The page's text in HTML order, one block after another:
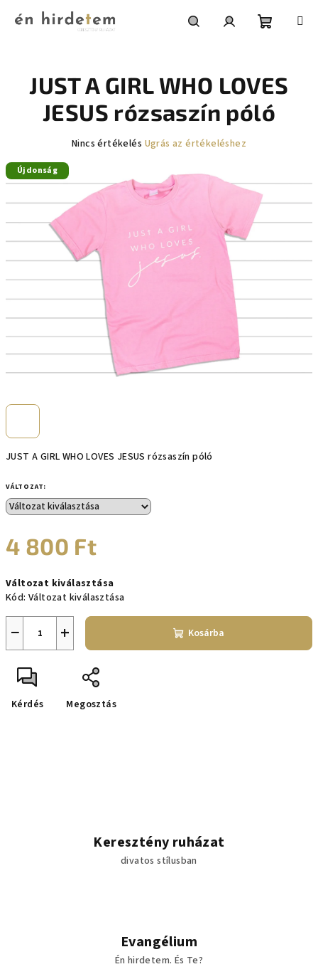
JUST A GIRL WHO LOVES JESUS rózsaszín póló
VÁLTOZAT:
4 800 Ft
Változat kiválasztása
Kód: Változat kiválasztása
+
− Kosárba
Kérdés Megosztás
JUST A GIRL WHO LOVES
JESUS rózsaszín póló
A
értékelése
5-
csillag.
Nincs értékelés Ugrás az értékeléshez
Újdonság
Keresztény ruházat
divatos stílusban
Evangélium
Én hirdetem. És Te?